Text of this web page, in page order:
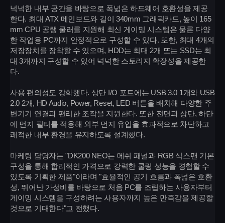
넉넉한 내부 공간을 바탕으로 폭넓은 하드웨어 호환성을 제공
한다. 최대 ATX 메인보드와 길이 340mm 그래픽카드, 높이 165
mm CPU 공랭 쿨러를 지원해 최신 게이밍 시스템은 물론 다양
한 작업용 PC까지 안정적으로 구성할 수 있다. 또한, 최대 4개의
저장장치를 장착할 수 있으며, HDD는 최대 2개 또는 SSD는 최
대 3개까지 구성할 수 있어 넉넉한 스토리지 확장성을 제공한
다.
사용 편의성도 강화했다. 상단 I/O 포트에는 USB 3.0 1개와 USB
2.0 2개, HD Audio, Power, Reset, LED 버튼을 배치해 다양한 주
변기기 연결과 편리한 조작을 지원한다. 또한 전면과 상단, 하단
에 먼지 필터를 적용해 외부 먼지 유입을 효과적으로 차단하고
쾌적한 내부 환경을 유지하도록 설계했다.
마케팅 담당자는 "DK200 NEO는 메쉬 패널과 RGB 식스팬 기본
구성을 통해 합리적인 가격으로 강력한 쿨링 성능을 경험할 수
있도록 기획한 제품"이라며 "효율적인 공기 흐름과 폭넓은 호환
성, 뛰어난 가성비를 바탕으로 처음 PC를 조립하는 사용자부터
게이밍 시스템을 구성하려는 사용자까지 높은 만족감을 제공할
것으로 기대한다"고 전했다.